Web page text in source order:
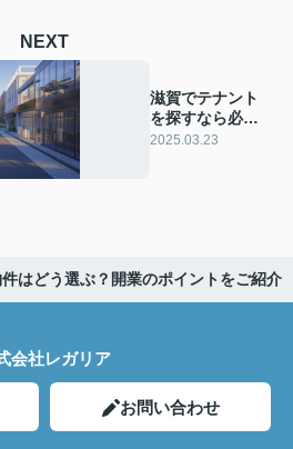
NEXT
滋賀でテナント
を探すなら必
見！仲介のメリ
2025.03.23
はどう選ぶ？開業のポイントをご紹介
会社レガリア
お問い合わせ